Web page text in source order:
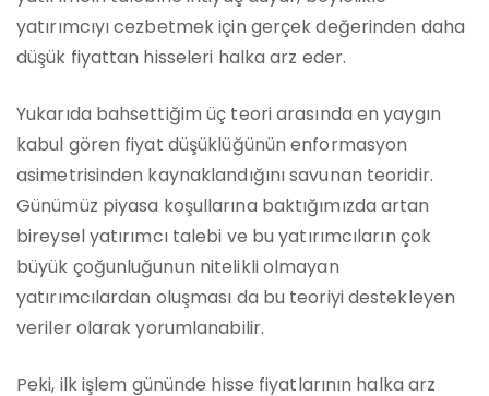
yatırımcıyı cezbetmek için gerçek değerinden daha
düşük fiyattan hisseleri halka arz eder.
Yukarıda bahsettiğim üç teori arasında en yaygın
kabul gören fiyat düşüklüğünün enformasyon
asimetrisinden kaynaklandığını savunan teoridir.
Günümüz piyasa koşullarına baktığımızda artan
bireysel yatırımcı talebi ve bu yatırımcıların çok
büyük çoğunluğunun nitelikli olmayan
yatırımcılardan oluşması da bu teoriyi destekleyen
veriler olarak yorumlanabilir.
Peki, ilk işlem gününde hisse fiyatlarının halka arz